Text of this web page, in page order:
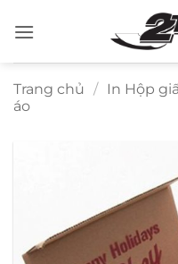
qua
Trang chủ / In Hộp
áo